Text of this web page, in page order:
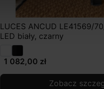
LUCES ANCUD LE41569/
LED biały, czarny
1 082,00 zł
Zobacz